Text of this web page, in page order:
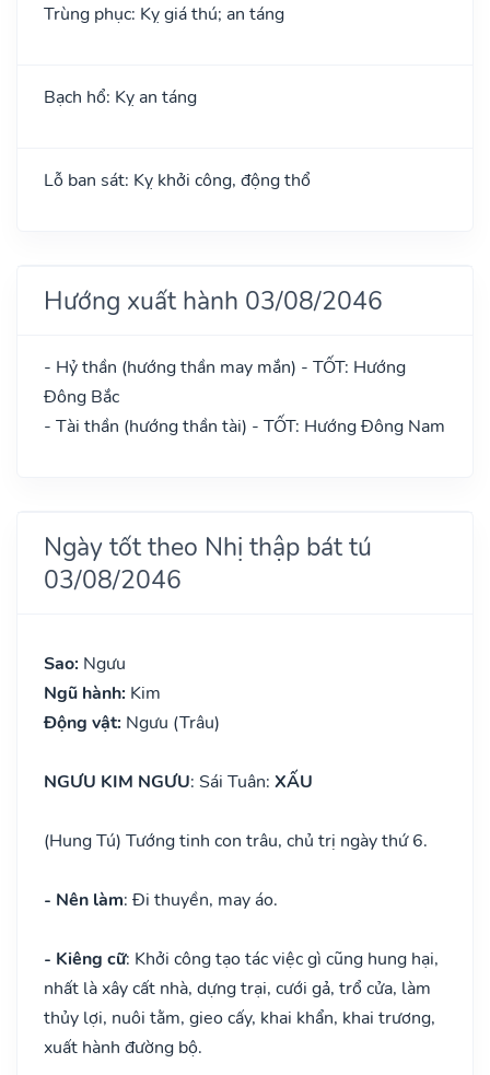
Trùng phục: Kỵ giá thú; an táng
Bạch hổ: Kỵ an táng
Lỗ ban sát: Kỵ khởi công, động thổ
Hướng xuất hành 03/08/2046
- Hỷ thần (hướng thần may mắn) - TỐT: Hướng
Đông Bắc
- Tài thần (hướng thần tài) - TỐT: Hướng Đông Nam
Ngày tốt theo Nhị thập bát tú
03/08/2046
Sao: Ngưu
Ngũ hành: Kim
Động vật: Ngưu (Trâu)
NGƯU KIM NGƯU: Sái Tuân: XẤU
(Hung Tú) Tướng tinh con trâu, chủ trị ngày thứ 6.
- Nên làm: Đi thuyền, may áo.
- Kiêng cữ: Khởi công tạo tác việc gì cũng hung hại,
nhất là xây cất nhà, dựng trại, cưới gả, trổ cửa, làm
thủy lợi, nuôi tằm, gieo cấy, khai khẩn, khai trương,
xuất hành đường bộ.